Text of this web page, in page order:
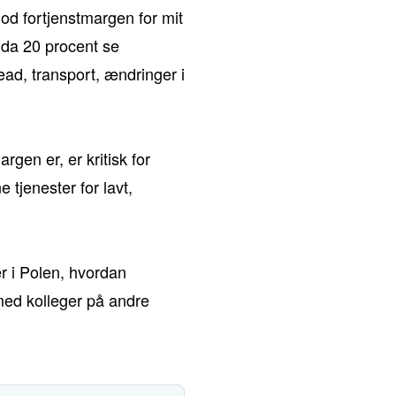
fortjenstmargen for mit
20 procent se
transport, ændringer i
er, er kritisk for
tjenester for lavt,
i Polen, hvordan
kolleger på andre